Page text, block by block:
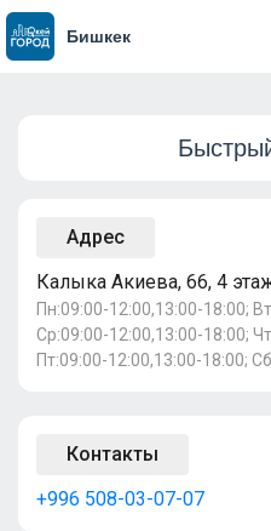
Бишкек
Адрес
Калыка Акиева, 66, 4
Пн:09:00-12:00,13:00-18:00;
Ср:09:00-12:00,13:00-18:00;
Пт:09:00-12:00,13:00-18:00;
Контакты
+996 508-03-07-07